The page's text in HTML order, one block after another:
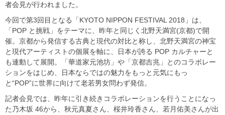
者会見が行われました。
今回で第3回目となる「KYOTO NIPPON FESTIVAL 2018」は、
「POP と挑戦」をテーマに、昨年と同じく北野天満宮(京都)で開
催。京都から発信する古典と現代の対比と称し、北野天満宮の神宝
と現代アーティストの個展を軸に、日本が誇る POP カルチャーと
も連動して展開。「華道家元池坊」や「京都吉兆」とのコラボレー
ションをはじめ、日本ならではの魅力をもっと元気にもっ
と“POP”に世界に向けて老若男女問わず発信。
記者会見では、昨年に引き続きコラボレーションを行うことになっ
た乃木坂 46から、秋元真夏さん、桜井玲香さん、若月佑美さんが出